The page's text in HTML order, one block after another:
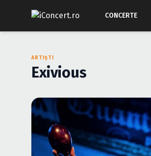
CONCERTE
ARTIȘTI
Exivious